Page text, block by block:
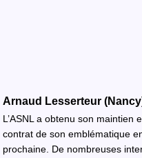
Arnaud Lesserteur
L’ASNL a obtenu son maintien
contrat de son emblématique
prochaine. De nombreuses